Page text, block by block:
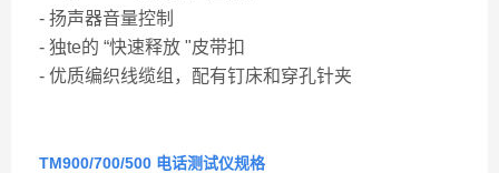
- 扬声器音量控制
- 独te的 “快速释放 "皮带扣
- 优质编织线缆组，配有钉床和穿孔针夹
TM900/700/500 电话测试仪规格